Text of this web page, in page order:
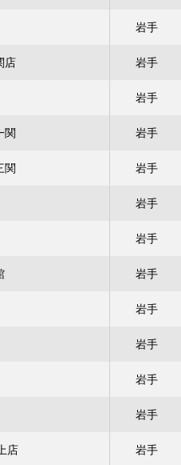
岩手
店 岩手
岩手
関 岩手
関 岩手
岩手
岩手
岩手
岩手
岩手
岩手
岩手
店 岩手